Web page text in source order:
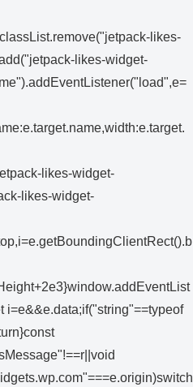
likes-
likes-widget-
likes-widget-
likes-widget-
i=e&&e.data;if("string"==typeof